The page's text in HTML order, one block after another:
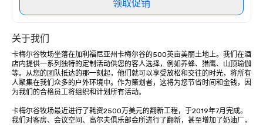
领取促销
关于我们
卡梅尔谷牧场坐落在加利福尼亚州卡梅尔谷的500英亩美丽土地上。我们在酒
店内提供一系列独特的定制活动供您的客人选择，例如养蜂、猎鹰、山顶瑜伽
等。从您的团队抵达的那一刻起，他们就可以享受放松和交往的时光，将所有
人聚集在我们众多的户外环境中。作为策划者，这将为您节省时间和金钱，因
为我们的合格员工将组织和计划所有活动。
卡梅尔谷牧场最近进行了耗资2500万美元的翻新工程，于2019年7月完成。
我们对客房、会议空间、高尔夫俱乐部会所进行了翻新，甚至增加了奶油厂，